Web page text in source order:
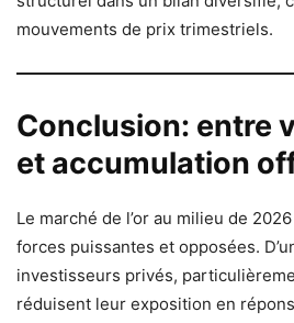
mouvements de prix trimestriels.
Conclusion: entre
et accumulation
Le marché de l’or au milieu de
forces puissantes et opposées.
investisseurs privés,
réduisent leur exposition en